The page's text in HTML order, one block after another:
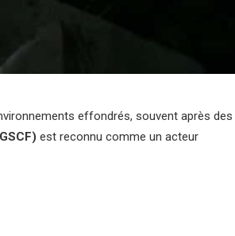
effondrés, souvent après des
est reconnu comme un acteur